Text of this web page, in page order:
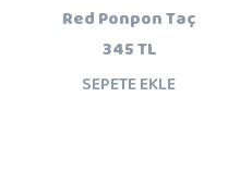
Red Ponpon Taç
345 TL
SEPETE EKLE